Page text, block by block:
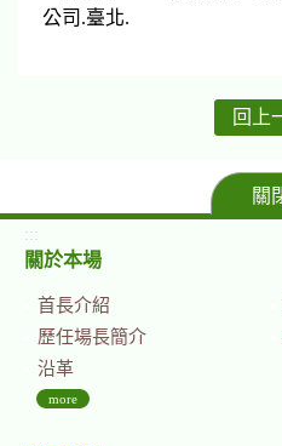
公司.臺北.
回上
關
:::
關於本場
首長介紹
歷任場長簡介
沿革
more